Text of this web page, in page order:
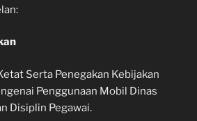
Serta Penegakan Kebijakan
Penggunaan Mobil Dinas
Disiplin Pegawai.